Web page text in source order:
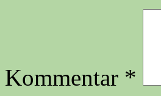
Kommentar *